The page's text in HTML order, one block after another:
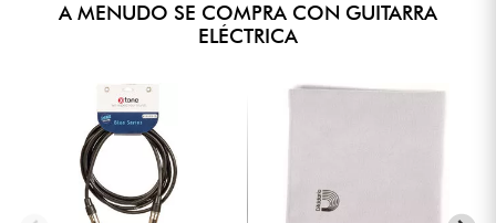
A MENUDO SE COMPRA CON GUITARRA
ELÉCTRICA